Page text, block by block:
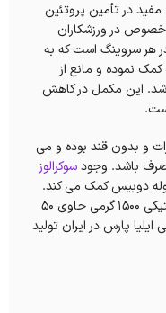
در تأمین پروتئین
در ورزشکاران
وی در هر سروینگ است که به
نموده و مانع از
این مکمل در کاهش
و بدون قند بوده و می
باشد. وجودسوکرالوز
دوبیس کمک می کند.
پروتئین وی ایزوله دوبیس در قوطی پلاستیکی 1500 گرمی حاوی 50
ایلیا پارس در ایران تولید